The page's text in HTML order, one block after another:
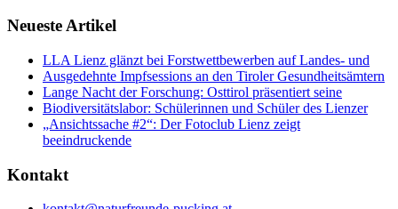
Neueste Artikel
LLA Lienz glänzt bei Forstwettbewerben auf Landes- und
Ausgedehnte Impfsessions an den Tiroler Gesundheitsämtern
Lange Nacht der Forschung: Osttirol präsentiert seine
Biodiversitätslabor: Schülerinnen und Schüler des Lienzer
„Ansichtssache #2“: Der Fotoclub Lienz zeigt
beeindruckende
Kontakt